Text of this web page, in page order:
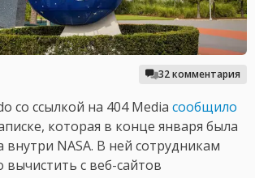
32 комментария
со ссылкой на 404 Media сообщило
которая в конце января была
внутри NASA. В ней сотрудникам
с веб-сайтов